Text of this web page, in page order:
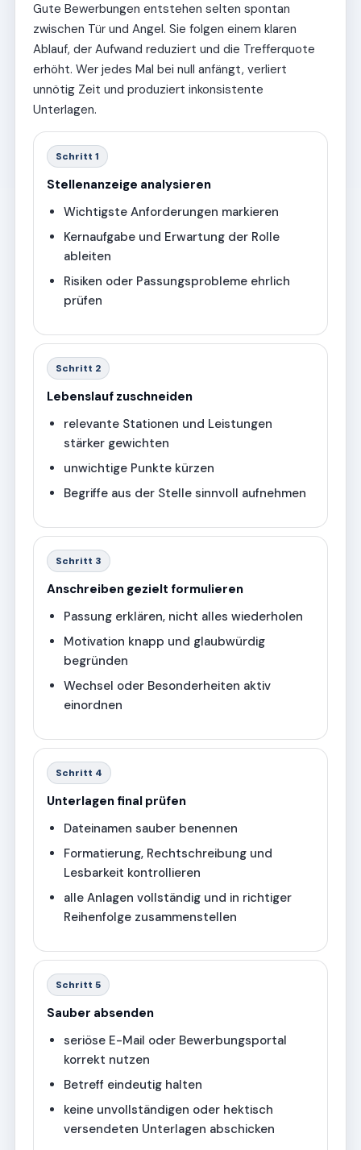
Gute Bewerbungen entstehen selten spontan
zwischen Tür und Angel. Sie folgen einem klaren
Ablauf, der Aufwand reduziert und die Trefferquote
erhöht. Wer jedes Mal bei null anfängt, verliert
unnötig Zeit und produziert inkonsistente
Unterlagen.
Schritt 1
Stellenanzeige analysieren
Wichtigste Anforderungen markieren
Kernaufgabe und Erwartung der Rolle
ableiten
Risiken oder Passungsprobleme ehrlich
prüfen
Schritt 2
Lebenslauf zuschneiden
relevante Stationen und Leistungen
stärker gewichten
unwichtige Punkte kürzen
Begriffe aus der Stelle sinnvoll aufnehmen
Schritt 3
Anschreiben gezielt formulieren
Passung erklären, nicht alles wiederholen
Motivation knapp und glaubwürdig
begründen
Wechsel oder Besonderheiten aktiv
einordnen
Schritt 4
Unterlagen final prüfen
Dateinamen sauber benennen
Formatierung, Rechtschreibung und
Lesbarkeit kontrollieren
alle Anlagen vollständig und in richtiger
Reihenfolge zusammenstellen
Schritt 5
Sauber absenden
seriöse E-Mail oder Bewerbungsportal
korrekt nutzen
Betreff eindeutig halten
keine unvollständigen oder hektisch
versendeten Unterlagen abschicken